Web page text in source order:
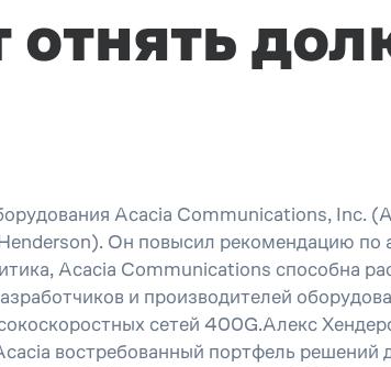
Acacia Communications, Inc.
Он повысил рекомендацию по
Acacia Communications способна
и производителей
сетей 400G.Алекс
востребованный портфель решений